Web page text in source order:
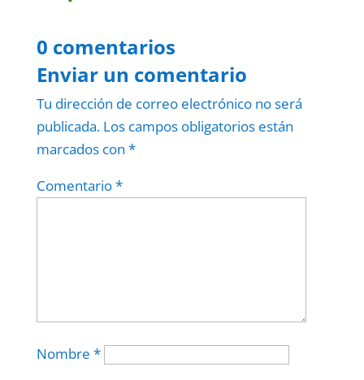
0 comentarios
Enviar un comentario
Tu dirección de correo electrónico no será
publicada. Los campos obligatorios están
marcados con *
Comentario*
Nombre *